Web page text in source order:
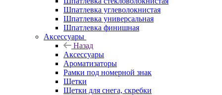
Шпатлевка углеволокнистая
Шпатлевка универсальная
Шпатлевка финишная
Аксессуары
Назад
Аксессуары
Ароматизаторы
Рамки под номерной знак
Щетки
Щетки для снега, скребки